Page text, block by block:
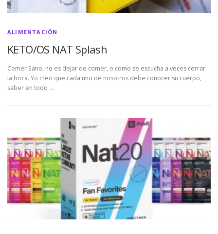
ALIMENTACIÓN
KETO/OS NAT Splash
Comer Sano, no es dejar de comer, o como se escucha a veces cerrar
la boca. Yo creo que cada uno de nosotros debe conocer su cuerpo,
saber en todo …